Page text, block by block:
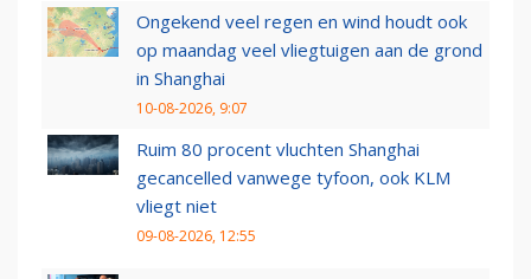
Ongekend veel regen en wind houdt ook
op maandag veel vliegtuigen aan de grond
in Shanghai
10-08-2026, 9:07
Ruim 80 procent vluchten Shanghai
gecancelled vanwege tyfoon, ook KLM
vliegt niet
09-08-2026, 12:55